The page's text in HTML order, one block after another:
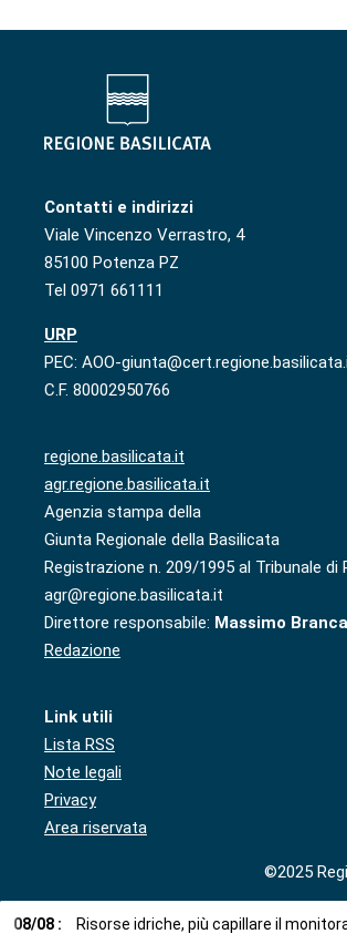
Contatti e indirizzi
Viale Vincenzo Verrastro, 4
85100 Potenza PZ
Tel 0971 661111
URP
PEC: AOO-
C.F. 80002950766
regione.basilicata.it
agr.regione.basilicata.it
Agenzia stampa della
Giunta Regionale della Basilicata
Registrazione n. 209/1995 al Tribunale di
agr@regione.basilicata.it
Direttore responsabile: Massimo
Redazione
Link utili
Lista RSS
Note legali
Privacy
Area riservata
©2025
08/08 : Risorse idriche, più capillare il